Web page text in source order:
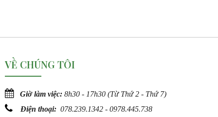
VỀ CHÚNG TÔI
Giờ làm việc: 8h30 - 17h30 (Từ Thứ 2 - Thứ 7)
Điện thoại: 078.239.1342 - 0978.445.738